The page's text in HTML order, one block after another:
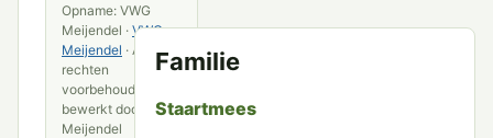
Opname: VWG
Meijendel · VWG
Meijendel · Alle
rechten
voorbehouden ·
bewerkt door VWG
Meijendel
Familie
Staartmees